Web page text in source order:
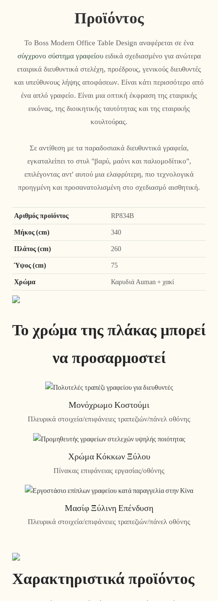
Προϊόντος
Το Boss Modern Office Table Design αναφέρεται σε ένα
σύγχρονο σύστημα γραφείουειδικά σχεδιασμένο για ανώτερα
εταιρικά διευθυντικά στελέχη, προέδρους, γενικούς διευθυντές
και υπεύθυνους λήψης αποφάσεων. Είναι κάτι περισσότερο από
ένα απλό γραφείο. Είναι μια οπτική έκφραση της εταιρικής
εικόνας, της διοικητικής ταυτότητας και της εταιρικής
κουλτούρας.
Σε αντίθεση με τα παραδοσιακά διευθυντικά γραφεία,
εγκαταλείπει το στυλ "βαρύ, μαόνι και παλιομοδίτικο",
επιλέγοντας αντ' αυτού μια ελαφρύτερη, πιο τεχνολογικά
προηγμένη και προσανατολισμένη στο σχεδιασμό αισθητική.
Αριθμός προϊόντος RP834B
Μήκος (cm) 340
Πλάτος (cm) 260
Ύψος (cm) 75
Χρώμα Καρυδιά Auman + χακί
Το χρώμα της πλάκας μπορεί
να προσαρμοστεί
Μονόχρωμο Κοστούμι
Πλευρικά στοιχεία/επιφάνειες τραπεζιών/πάνελ οθόνης
Χρώμα Κόκκων Ξύλου
Πίνακας επιφάνειας εργασίας/οθόνης
Μασίφ Ξύλινη Επένδυση
Πλευρικά στοιχεία/επιφάνειες τραπεζιών/πάνελ οθόνης
Χαρακτηριστικά προϊόντος